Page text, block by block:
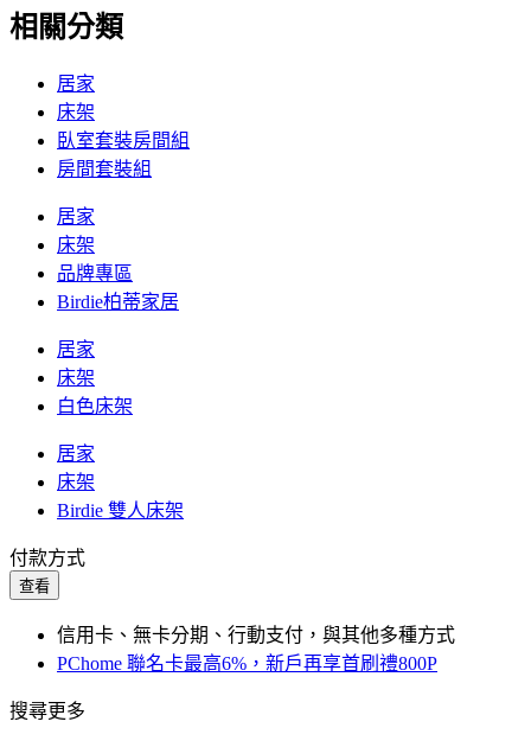
相關分類
居家
床架
臥室套裝房間組
房間套裝組
居家
床架
品牌專區
Birdie柏蒂家居
居家
床架
白色床架
居家
床架
Birdie 雙人床架
付款方式
查看
信用卡、無卡分期、行動支付，與其他多種方式
PChome 聯名卡最高6%，新戶再享首刷禮800P
搜尋更多